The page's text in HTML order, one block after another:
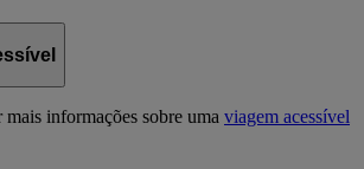
mais informações sobre uma viagem acessível